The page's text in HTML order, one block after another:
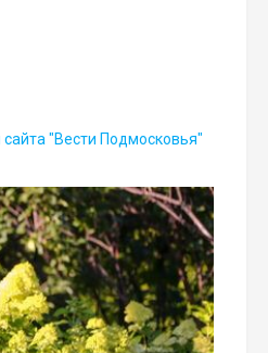
"Вести Подмосковья"